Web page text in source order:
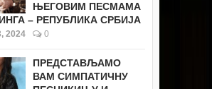
ЊЕГОВИМ ПЕСМАМА
– РЕПУБЛИКА СРБИЈА
2024 0
ПРЕДСТАВЉАМО
ВАМ СИМПАТИЧНУ